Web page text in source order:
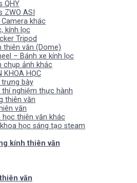
QHY
ZWO ASI
khác
kính lọc
Tripod
thiên văn (Dome)
– Bánh xe kính lọc
chụp ảnh khác
KHOA HỌC
trưng bày
thí nghiệm thực hành
thiên văn
văn
thiên văn khác
học sáng tạo steam
kính thiên văn
văn